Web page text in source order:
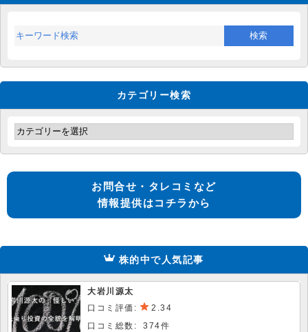
カテゴリー検索
お問合せ・タレコミなど
情報提供はコチラから
株的中で人気記事
大岩川源太
口コミ評価:
2.34
口コミ総数: 374件